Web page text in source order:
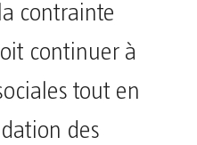
contrainte
continuer à
tout en
des